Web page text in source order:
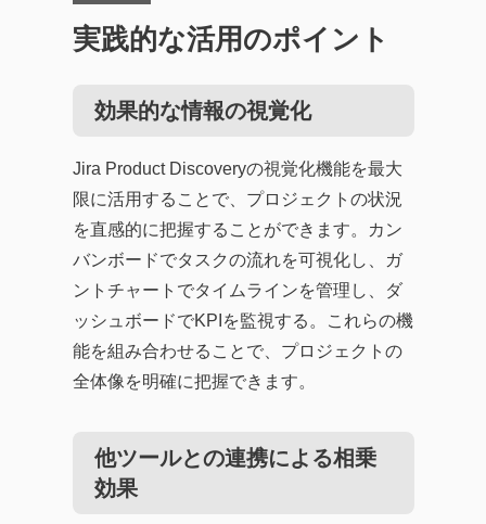
実践的な活用のポイント
効果的な情報の視覚化
Jira Product Discoveryの視覚化機能を最大
限に活用することで、プロジェクトの状況
を直感的に把握することができます。カン
バンボードでタスクの流れを可視化し、ガ
ントチャートでタイムラインを管理し、ダ
ッシュボードでKPIを監視する。これらの機
能を組み合わせることで、プロジェクトの
全体像を明確に把握できます。
他ツールとの連携による相乗
効果